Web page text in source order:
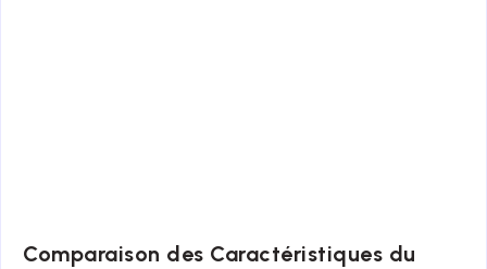
Comparaison des Caractéristiques du